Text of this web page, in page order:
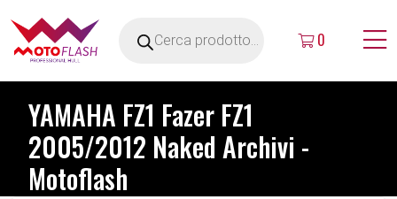
0
YAMAHA FZ1 Fazer FZ1
2005/2012 Naked Archivi -
Motoflash